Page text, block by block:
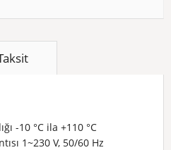
-10 °C ila +110 °C
1~230 V, 50/60 Hz